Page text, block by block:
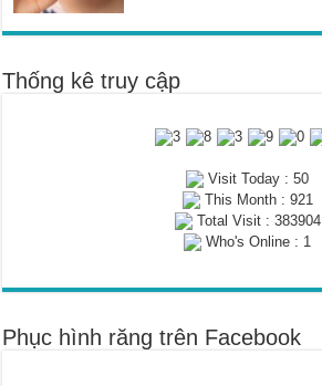
Thống kê truy cập
Visit Today : 50
This Month : 921
Total Visit : 383904
Who's Online : 1
Phục hình răng trên Facebook